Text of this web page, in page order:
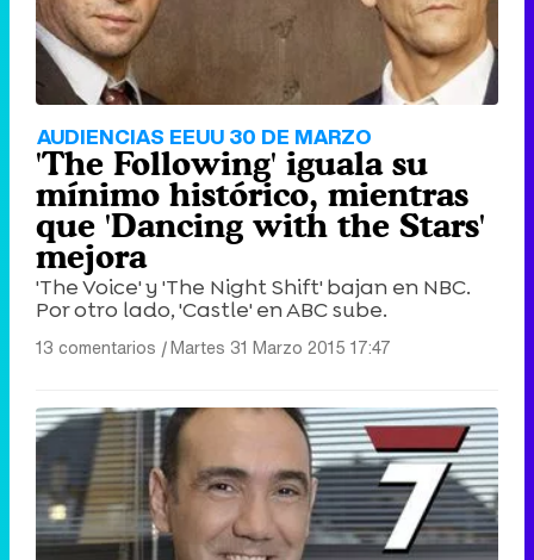
AUDIENCIAS EEUU 30 DE MARZO
'The Following' iguala su
mínimo histórico, mientras
que 'Dancing with the Stars'
mejora
'The Voice' y 'The Night Shift' bajan en NBC.
Por otro lado, 'Castle' en ABC sube.
13 comentarios |Martes 31 Marzo 2015 17:47